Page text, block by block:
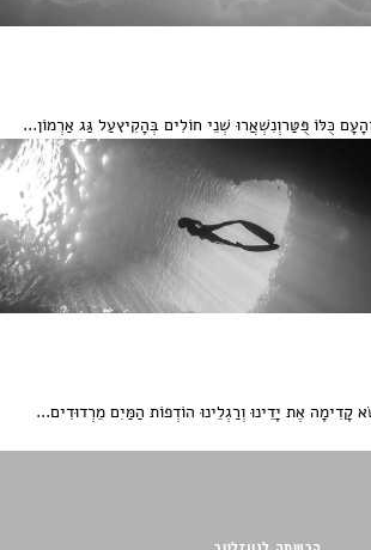
כֻּלּוֹ פֻּטַּרוְנִשְׁאֲרוּ שְׁנֵי חוֹלִים בְּהָקִיץעַל גַּג אַרְמוֹן...
קָדִימָה אֶת יָדֵינוּ וְרַגְלֵינוּ הוֹדְפוֹת הַמַּיִם מֵרְדוּדִים...